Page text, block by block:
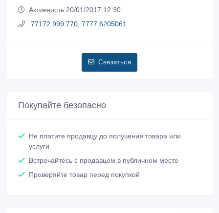
Активность 20/01/2017 12:30
77172 999 770, 7777 6205061
Связаться
Покупайте безопасно
Не платите продавцу до получения товара или
услуги
Встречайтесь с продавцом в публичном месте
Проверяйте товар перед покупкой